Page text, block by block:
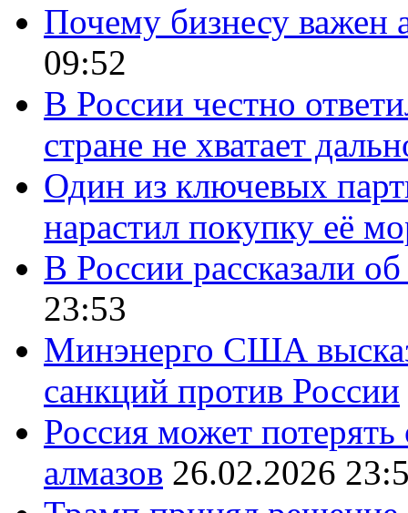
Почему бизнесу важен
09:52
В России честно
стране не хватает
Один из ключевых
нарастил покупку её
В России рассказали
23:53
Минэнерго США
санкций против России
Россия может
алмазов 26.02.2026